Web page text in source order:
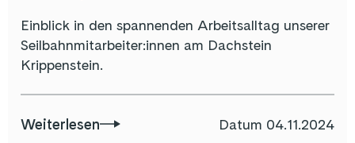
Einblick in den spannenden Arbeitsalltag unserer
Seilbahnmitarbeiter:innen am Dachstein
Krippenstein.
Weiterlesen Datum 04.11.2024